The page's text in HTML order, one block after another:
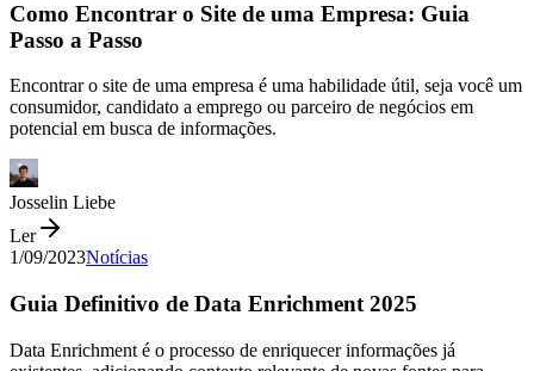
Como Encontrar o Site de uma Empresa: Guia
Passo a Passo
Encontrar o site de uma empresa é uma habilidade útil, seja você um
consumidor, candidato a emprego ou parceiro de negócios em
potencial em busca de informações.
Josselin Liebe
Ler
1/09/2023Notícias
Guia Definitivo de Data Enrichment 2025
Data Enrichment é o processo de enriquecer informações já